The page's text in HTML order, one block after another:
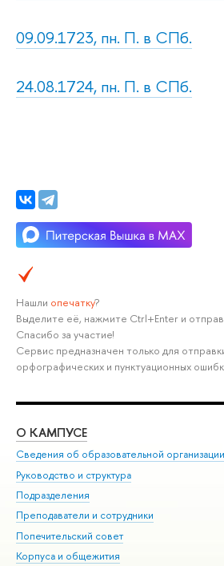
09.09.1723, пн. П. в СПб.
24.08.1724, пн. П. в СПб.
Нашли опечатку?
Выделите её, нажмите Ctrl+Enter и
Спасибо за участие!
Сервис предназначен только для
орфографических и пунктуационных
О КАМПУСЕ
Сведения об образовательной организации
Руководство и структура
Подразделения
Преподаватели и сотрудники
Попечительский совет
Корпуса и общежития